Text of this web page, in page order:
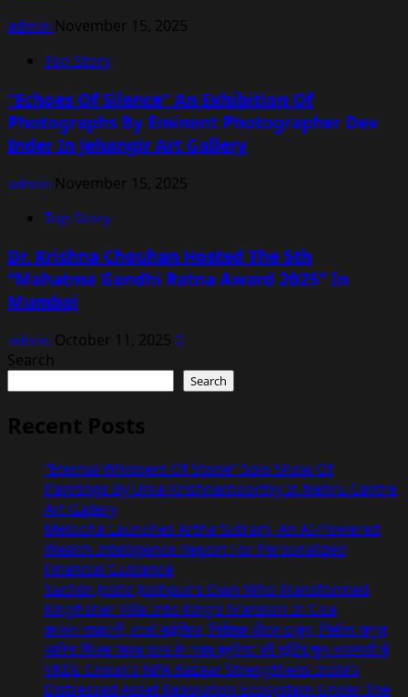
admin November 15, 2025
Top Story
“Echoes Of Silence” An Exhibition Of
Photographs By Eminent Photographer Dev
Inder In Jehangir Art Gallery
admin November 15, 2025
Top Story
Dr. Krishna Chouhan Hosted The 5th
“Mahatma Gandhi Ratna Award 2025” In
Mumbai
admin October 11, 2025 0
Search
Search
Recent Posts
“Eternal Whispers Of Stone” Solo Show Of
Paintings By Uma Krishnamoorthy In Nehru Centre
Art Gallery
Melooha Launches Artha Sutram, An AI-Powered
Wealth Intelligence Report For Personalized
Financial Guidance
Sachiin Joshi: Jodhpur’s Own Who Transformed
Kingfisher Villa Into King’s Mansion In Goa
काजल राघवानी, लाडो मद्धेशिया, निर्देशक धीरज ठाकुर, निर्माता अनुज
आतिश फिल्म ‘अजब सास के गजब बहुरिया’ की शूटिंग शुरू वाराणसी में
VKDL Group’s NPA Bazaar Strengthens India’s
Distressed Asset Resolution Ecosystem Under The